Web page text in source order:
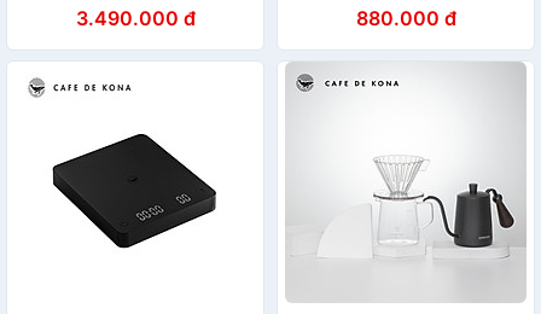
3.490.000 đ 880.000 đ